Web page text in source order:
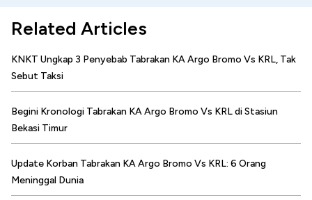
Related Articles
KNKT Ungkap 3 Penyebab Tabrakan KA Argo Bromo Vs KRL, Tak
Sebut Taksi
Begini Kronologi Tabrakan KA Argo Bromo Vs KRL di Stasiun
Bekasi Timur
Update Korban Tabrakan KA Argo Bromo Vs KRL: 6 Orang
Meninggal Dunia